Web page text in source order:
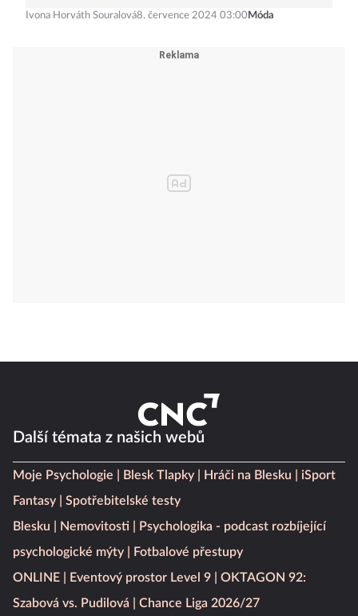
Ivona Horváth Souralová8. července 2024 03:00 Móda
Další témata z našich webů
Moje Psychologie Blesk Tlapky Hráči na Blesku
iSport
Fantasy
Spotřebitelské testy
Blesku
Nemovitosti
Psychologika - podcast rozbíjející
psychologické mýty
Fotbalové přestupy
ONLINE
Eventový prostor Level 9
OKTAGON 92:
Szabová vs. Pudilová
Chance Liga 2026/27